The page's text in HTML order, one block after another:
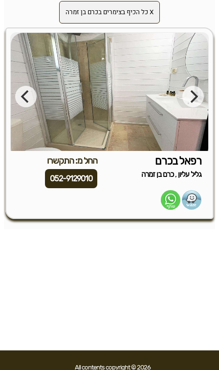
X כל הכיף בצימרים בכרם בן זמרה
רפאל בכרם החל מ: התקשרו
גליל עליון ,כרם בן זמרה 052-9129010
All contents copyright © 2026